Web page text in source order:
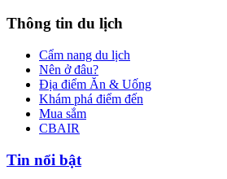
Thông tin du lịch
Cẩm nang du lịch
Nên ở đâu?
Địa điểm Ăn & Uống
Khám phá điểm đến
Mua sắm
CBAIR
Tin nổi bật